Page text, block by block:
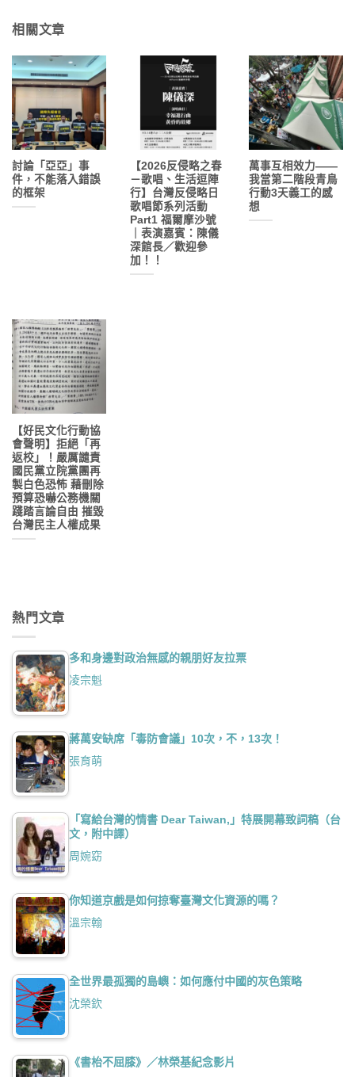
相關文章
討論「亞亞」事
件，不能落入錯誤
的框架
【2026反侵略之春
－歌唱、生活逗陣
行】台灣反侵略日
歌唱節系列活動
Part1 福爾摩沙號
｜表演嘉賓：陳儀
深館長／歡迎參
加！！
萬事互相效力——
我當第二階段青鳥
行動3天義工的感
想
【好民文化行動協
會聲明】拒絕「再
返校」！嚴厲譴責
國民黨立院黨團再
製白色恐怖 藉刪除
預算恐嚇公務機關
踐踏言論自由 摧毀
台灣民主人權成果
熱門文章
多和身邊對政治無感的親朋好友拉票
凌宗魁
蔣萬安缺席「毒防會議」10次，不，13次！
張育萌
「寫給台灣的情書 Dear Taiwan,」特展開幕致詞稿（台
文，附中譯）
周婉窈
你知道京戲是如何掠奪臺灣文化資源的嗎？
溫宗翰
全世界最孤獨的島嶼：如何應付中國的灰色策略
沈榮欽
《書枱不屈膝》／林榮基紀念影片